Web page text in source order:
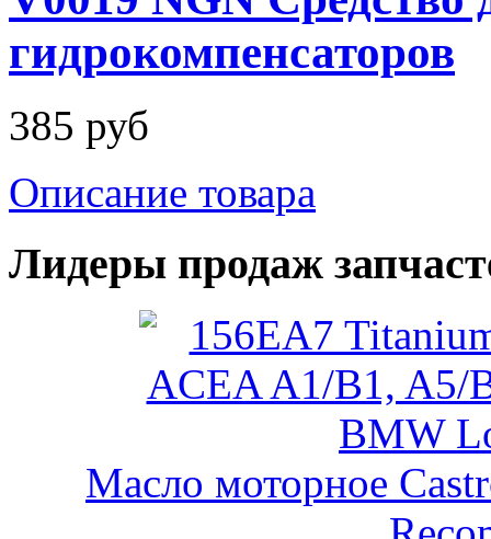
гидрокомпенсаторов
385 руб
Описание товара
Лидеры продаж
Масло моторное